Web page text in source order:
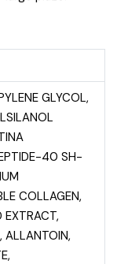
GLYCOL,
40 SH-
COLLAGEN,
EXTRACT,
ALLANTOIN,